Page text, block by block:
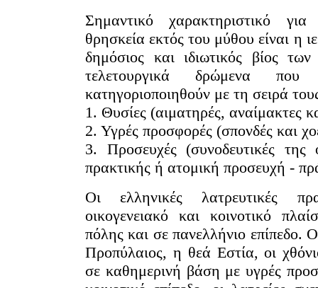
Σημαντικό χαρακτηριστικό
θρησκεία εκτός του μύθου είναι η
δημόσιος και ιδιωτικός βίος
τελετουργικά δρώμενα
κατηγοριοποιηθούν με τη σειρά
1. Θυσίες (αιματηρές, αναίμακτες
2. Υγρές προσφορές (σπονδές και
3. Προσευχές (συνοδευτικές της
πρακτικής ή ατομική προσευχή -
Οι ελληνικές λατρευτικές
οικογενειακό και κοινοτικό
πόλης και σε πανελλήνιο
Προπύλαιος, η θεά Εστία, οι
σε καθημερινή βάση με υγρές